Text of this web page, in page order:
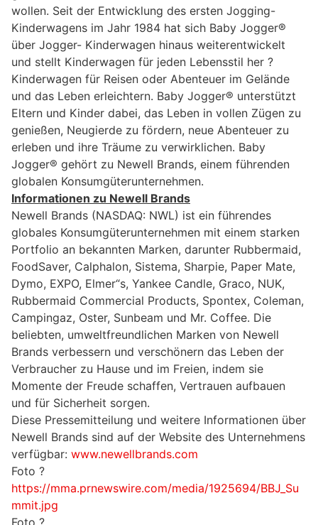
wollen. Seit der Entwicklung des ersten Jogging-
Kinderwagens im Jahr 1984 hat sich Baby Jogger®
über Jogger- Kinderwagen hinaus weiterentwickelt
und stellt Kinderwagen für jeden Lebensstil her ?
Kinderwagen für Reisen oder Abenteuer im Gelände
und das Leben erleichtern. Baby Jogger® unterstützt
Eltern und Kinder dabei, das Leben in vollen Zügen zu
genießen, Neugierde zu fördern, neue Abenteuer zu
erleben und ihre Träume zu verwirklichen. Baby
Jogger® gehört zu Newell Brands, einem führenden
globalen Konsumgüterunternehmen.
Informationen zu Newell Brands
Newell Brands (NASDAQ: NWL) ist ein führendes
globales Konsumgüterunternehmen mit einem starken
Portfolio an bekannten Marken, darunter Rubbermaid,
FoodSaver, Calphalon, Sistema, Sharpie, Paper Mate,
Dymo, EXPO, Elmer“s, Yankee Candle, Graco, NUK,
Rubbermaid Commercial Products, Spontex, Coleman,
Campingaz, Oster, Sunbeam und Mr. Coffee. Die
beliebten, umweltfreundlichen Marken von Newell
Brands verbessern und verschönern das Leben der
Verbraucher zu Hause und im Freien, indem sie
Momente der Freude schaffen, Vertrauen aufbauen
und für Sicherheit sorgen.
Diese Pressemitteilung und weitere Informationen über
Newell Brands sind auf der Website des Unternehmens
verfügbar: www.newellbrands.com
Foto ?
https://mma.prnewswire.com/media/1925694/BBJ_Su
mmit.jpg